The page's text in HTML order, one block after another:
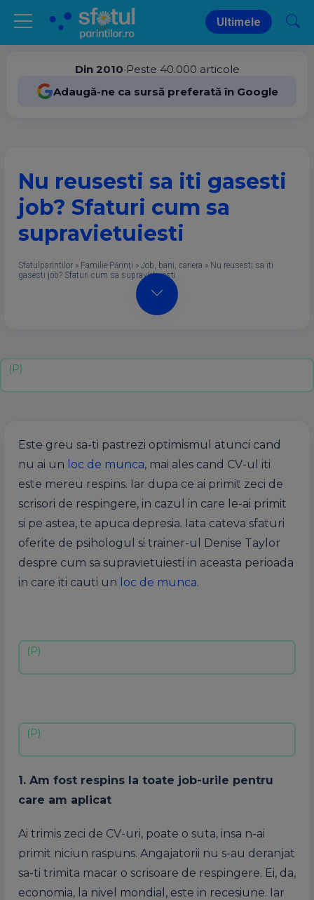
Ultimele
Din 2010•Peste 40.000 articole
Adaugă-ne ca sursă preferată în Google
Nu reusesti sa iti gasesti
job? Sfaturi cum sa
supravietuiesti
Sfatulparintilor » Familie-Părinţi » Job, bani, cariera » Nu reusesti sa iti
gasesti job? Sfaturi cum sa supravietuiesti
Este greu sa-ti pastrezi optimismul atunci cand
nu ai un loc de munca, mai ales cand CV-ul iti
este mereu respins. Iar dupa ce ai primit zeci de
scrisori de respingere, in cazul in care le-ai primit
si pe astea, te apuca depresia. Iata cateva sfaturi
oferite de psihologul si trainer-ul Denise Taylor
despre cum sa supravietuiesti in aceasta perioada
in care iti cauti un loc de munca.
1. Am fost respins la toate job-urile pentru
care am aplicat
Ai trimis zeci de CV-uri, poate o suta, insa n-ai
primit niciun raspuns. Angajatorii nu s-au deranjat
sa-ti trimita macar o scrisoare de respingere. Ei, da,
economia, la nivel mondial, este in recesiune. Iar